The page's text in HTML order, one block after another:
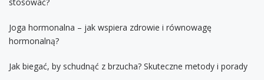
Joga hormonalna – jak wspiera zdrowie i równowagę
hormonalną?
Jak biegać, by schudnąć z brzucha? Skuteczne metody i porady